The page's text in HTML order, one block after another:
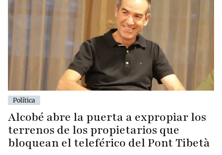
Política
Alcobé abre la puerta a expropiar los
terrenos de los propietarios que
bloquean el teleférico del Pont Tibetà